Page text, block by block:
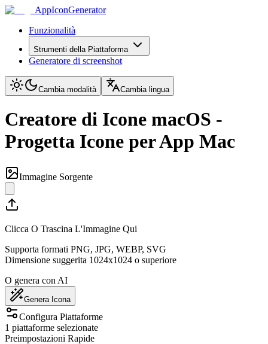
AppIconGenerator
Funzionalità
Strumenti della Piattaforma
Generatore di screenshot
Cambia modalità Cambia lingua
Creatore di Icone macOS -
Progetta Icone per App Mac
Immagine Sorgente
Clicca O Trascina L'Immagine Qui
Supporta formati PNG, JPG, WEBP, SVG
Dimensione suggerita 1024x1024 o superiore
O genera con AI
Genera Icona
Configura Piattaforme
1 piattaforme selezionate
Preimpostazioni Rapide